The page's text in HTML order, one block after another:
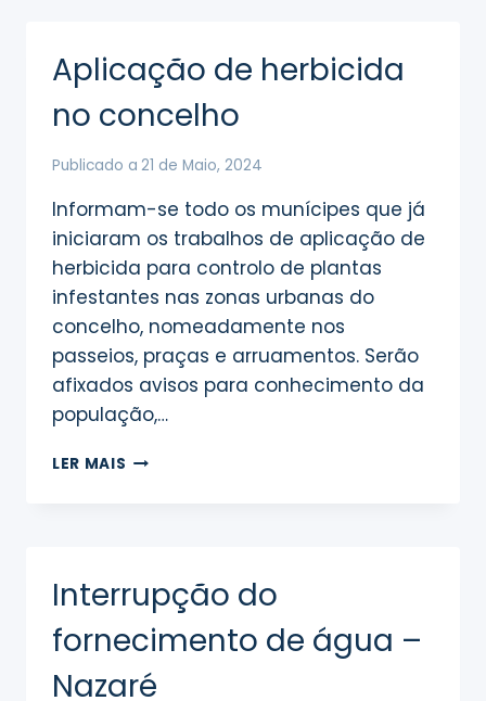
NAZARÉ
Aplicação de herbicida
no concelho
Publicado a 21 de Maio, 2024
Informam-se todo os munícipes que já
iniciaram os trabalhos de aplicação de
herbicida para controlo de plantas
infestantes nas zonas urbanas do
concelho, nomeadamente nos
passeios, praças e arruamentos. Serão
afixados avisos para conhecimento da
população,…
LER MAIS APLICAÇÃO
Interrupção do
fornecimento de água –
Nazaré